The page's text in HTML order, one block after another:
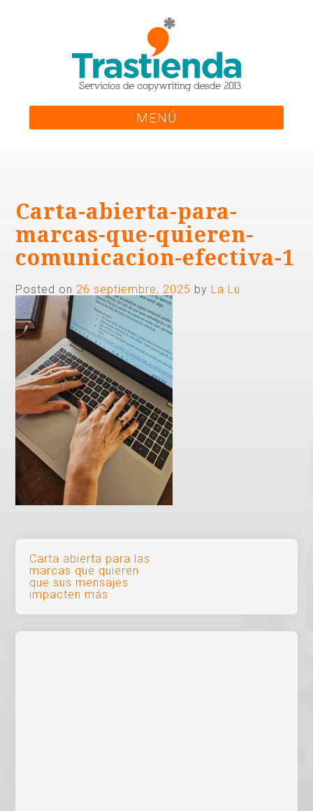
MENÚ
Carta-abierta-para-
marcas-que-quieren-
comunicacion-efectiva-1
Posted on 26 septiembre, 2025 by La Lu
Navegación
de
entradas
Carta abierta para las
marcas que quieren
que sus mensajes
impacten más